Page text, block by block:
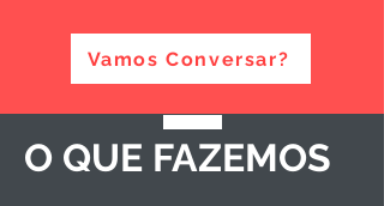
Vamos Conversar?
O QUE FAZEMOS